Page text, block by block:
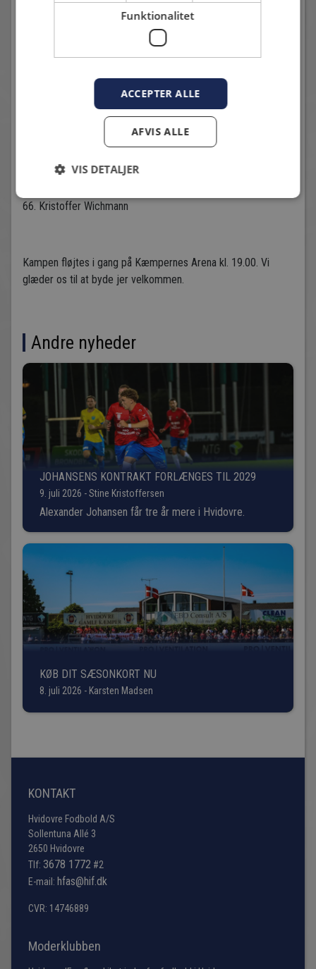
20. Mads-Christopher Pedersen
23. Frederik Emil Andersen
30. Magnus Fredslund
66. Kristoffer Wichmann
Kampen fløjtes i gang på Kæmpernes Arena kl. 19.00. Vi
glæder os til at byde jer velkommen.
Andre nyheder
JOHANSENS KONTRAKT FORLÆNGES TIL 2029
9. juli 2026 - Stine Kristoffersen
Alexander Johansen får tre år mere i Hvidovre.
KØB DIT SÆSONKORT NU
8. juli 2026 - Karsten Madsen
KONTAKT
Hvidovre Fodbold A/S
Sollentuna Allé 3
2650 Hvidovre
Tlf: 3678 1772 #2
E-mail: hfas@hif.dk
CVR: 14746889
Moderklubben
Funktionalitet
ACCEPTER ALLE
AFVIS ALLE
VIS DETALJER